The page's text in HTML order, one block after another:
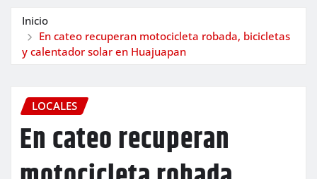
Inicio
En cateo recuperan motocicleta robada, bicicletas
y calentador solar en Huajuapan
LOCALES
En cateo recuperan